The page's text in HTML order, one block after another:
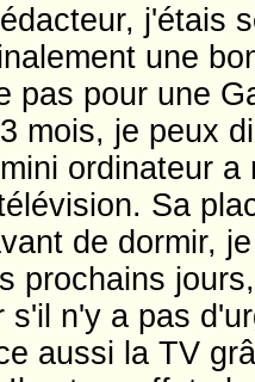
j'étais
une
pas pour une
mois, je peux
ordinateur
Sa
de dormir,
prochains
s'il n'y a pas
aussi la TV